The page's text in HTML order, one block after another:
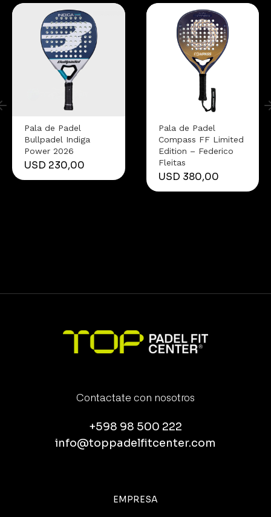
Pala de Padel
Bullpadel Indiga
Power 2026
USD 230,00
Pala de Padel
Compass FF Limited
Edition – Federico
Fleitas
USD 380,00
Contactate con nosotros
+598 98 500 222
info@toppadelfitcenter.com
EMPRESA